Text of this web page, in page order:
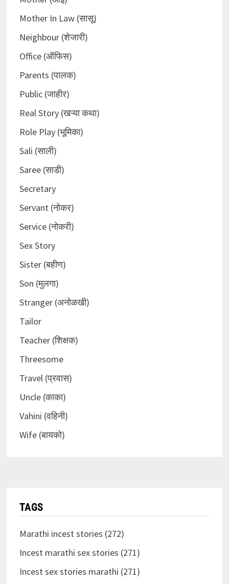
Mother In Law (सासू)
Neighbour (शेजारी)
Office (ऑफिस)
Parents (पालक)
Public (जाहीर)
Real Story (खऱ्या कथा)
Role Play (भूमिका)
Sali (साली)
Saree (साडी)
Secretary
Servant (नोकर)
Service (नोकरी)
Sex Story
Sister (बहीण)
Son (मुलगा)
Stranger (अनोळखी)
Tailor
Teacher (शिक्षक)
Threesome
Travel (प्रवास)
Uncle (काका)
Vahini (वहिनी)
Wife (बायको)
TAGS
Marathi incest stories (272)
Incest marathi sex stories (271)
Incest sex stories marathi (271)